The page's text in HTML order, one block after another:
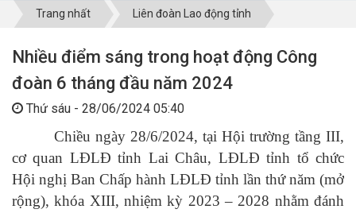
Trang nhất Liên đoàn Lao động tỉnh
Nhiều điểm sáng trong hoạt động Công
đoàn 6 tháng đầu năm 2024
Thứ sáu - 28/06/2024 05:40
Chiều ngày 28/6/2024, tại Hội trường tầng III,
cơ quan LĐLĐ tỉnh Lai Châu, LĐLĐ tỉnh tổ chức
Hội nghị Ban Chấp hành LĐLĐ tỉnh lần thứ năm (mở
rộng), khóa XIII, nhiệm kỳ 2023 – 2028 nhằm đánh